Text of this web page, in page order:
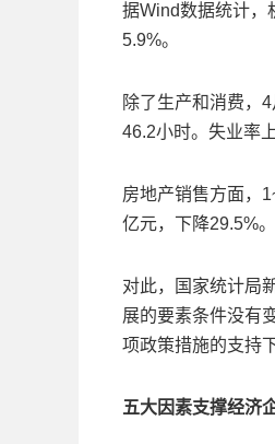
据Wind数据统计，
5.9%。
除了生产和消费，
46.2小时。失业率
房地产销售方面，
亿元，下降29.5%。
对此，国家统计局
展的要素条件没有
项政策措施的支持
五大因素支撑经济